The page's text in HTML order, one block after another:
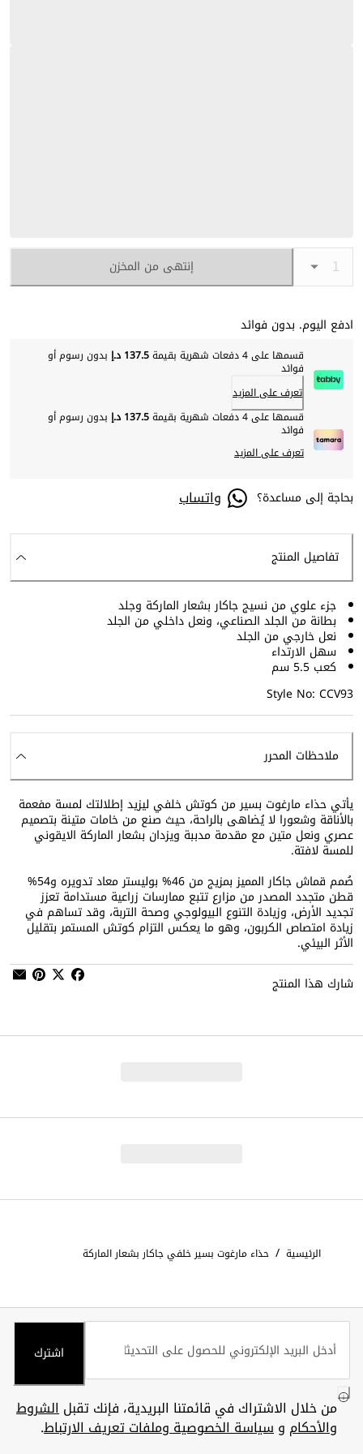
إنتهى من المخزن
ادفع اليوم. بدون فوائد
قسمها على 4 دفعات شهرية بقيمة 137.5 د.إ بدون رسوم أو
فوائد
تعرف على المزيد
قسمها على 4 دفعات شهرية بقيمة
137.5 د.إ بدون رسوم أو
فوائد
تعرف على المزيد
بحاجة إلى مساعدة؟ واتساب
تفاصيل المنتج
جزء علوي من نسيج جاكار بشعار الماركة وجلد
بطانة من الجلد الصناعي، ونعل داخلي من الجلد
نعل خارجي من الجلد
سهل الارتداء
كعب 5.5 سم
Style No: CCV93
ملاحظات المحرر
يأتي حذاء مارغوت بسير من كوتش خلفي ليزيد إطلالتك لمسة مفعمة
بالأناقة وشعورا لا يُضاهى بالراحة، حيث صنع من خامات متينة بتصميم
عصري ونعل متين مع مقدمة مدببة ويزدان بشعار الماركة الايقوني
للمسة لافتة.
صُمم قماش جاكار المميز بمزيج من 46% بوليستر معاد تدويره و54%
قطن متجدد المصدر من مزارع تتبع ممارسات زراعية مستدامة تعزز
تجديد الأرض، وزيادة التنوع البيولوجي وصحة التربة، وقد تساهم في
زيادة امتصاص الكربون، وهو ما يعكس التزام كوتش المستمر بتقليل
الأثر البيئي.
شارك هذا المنتج
الرئيسية / حذاء مارغوت بسير خلفي جاكار بشعار الماركة
اشترك
من خلال الاشتراك في قائمتنا البريدية، فإنك تقبلالشروط
والأحكام وسياسة الخصوصية وملفات تعريف الارتباط.